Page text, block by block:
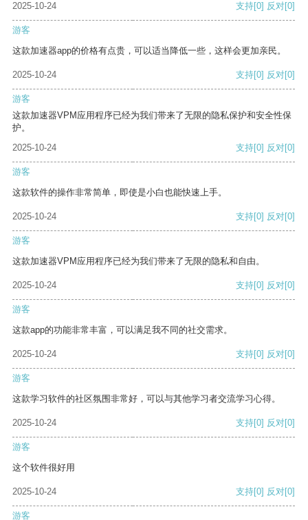
2025-10-24
支持[0] 反对[0]
游客
这款加速器app的价格有点贵，可以适当降低一些，这样会更加亲民。
2025-10-24 支持[0] 反对[0]
游客
这款加速器VPM应用程序已经为我们带来了无限的隐私保护和安全性保
护。
2025-10-24
支持[0] 反对[0]
游客
这款软件的操作非常简单，即使是小白也能快速上手。
2025-10-24 支持[0] 反对[0]
游客
这款加速器VPM应用程序已经为我们带来了无限的隐私和自由。
2025-10-24 支持[0] 反对[0]
游客
这款app的功能非常丰富，可以满足我不同的社交需求。
2025-10-24 支持[0] 反对[0]
游客
这款学习软件的社区氛围非常好，可以与其他学习者交流学习心得。
2025-10-24 支持[0] 反对[0]
游客
这个软件很好用
2025-10-24 支持[0] 反对[0]
游客